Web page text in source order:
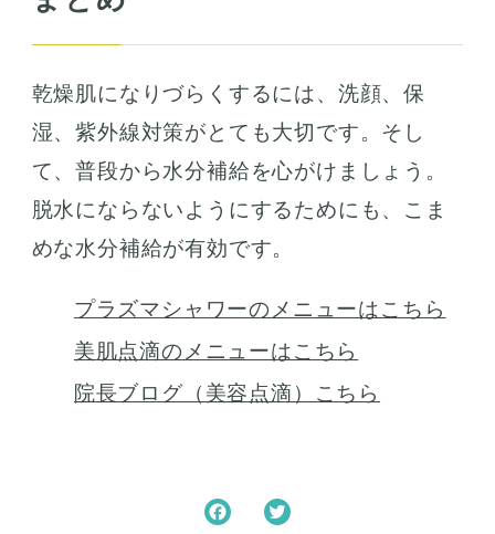
乾燥肌になりづらくするには、洗顔、保
湿、紫外線対策がとても大切です。そし
て、普段から水分補給を心がけましょう。
脱水にならないようにするためにも、こま
めな水分補給が有効です。
プラズマシャワーのメニューはこちら
美肌点滴のメニューはこちら
院長ブログ（美容点滴）こちら